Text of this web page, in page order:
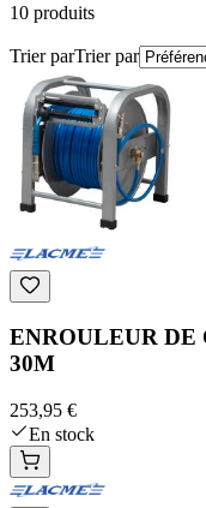
10 produits
Trier parTrier par
ENROULEUR
30M
253,95 €
En stock